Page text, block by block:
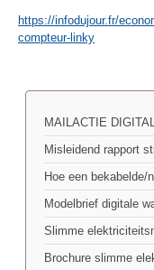
https://infodujour.fr/
compteur-linky
MAILACTIE
Misleidend rapport
Hoe een bekabelde/
Modelbrief digitale
Slimme
Brochure slimme